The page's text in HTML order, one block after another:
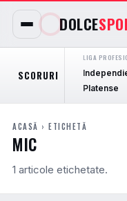
DOLCE
SCORURI
LIGA
Platense
ACASĂ › ETICHETĂ
MIC
1 articole etichetate.